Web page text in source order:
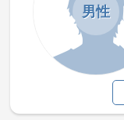
男性